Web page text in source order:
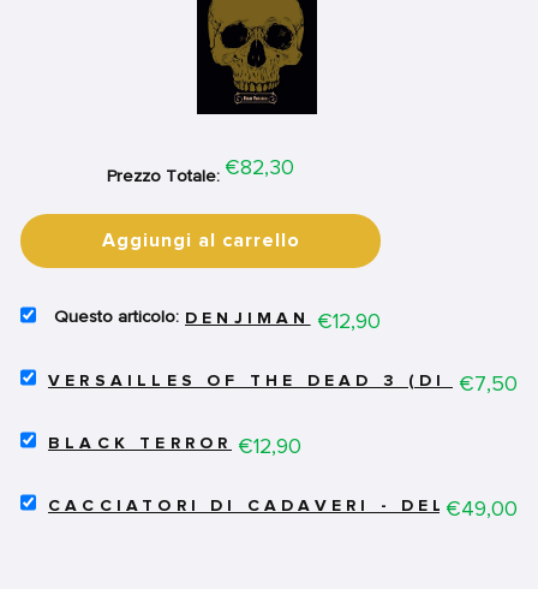
Prezzo Totale: Price
€82,30
Aggiungi al carrello
SELECT
BUNDLE
DENJIMAN Price
€12,90
SELECT
THE
(DI
VERSAILLES OF THE DEAD 3 (DI 5)Price
€7,50
SELECT
FOR
BLACK TERROR Price
€12,90
SELECT
CACCIATORI DI CADAVERI - DELUXE
Price
€49,00